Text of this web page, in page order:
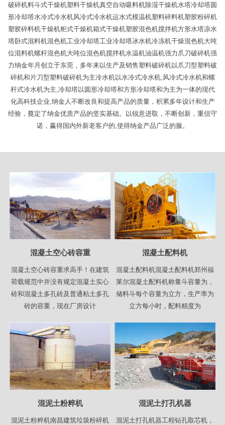
破碎机料斗式干燥机塑料干燥机真空自动吸料机除湿干燥机水塔冷却塔圆
形冷却塔水冷式冷水机风冷式冷水机运水式模温机塑料碎料机塑胶粉碎机
塑胶碎料机干燥机柜式干燥机箱式干燥机塑胶混色机搅拌机方形水塔凉水
塔卧式混料机混色机工业冷却塔工业冷却塔冰水机冷冻机干燥混色机大吨
位混料机螺杆混色机大吨位混色机搅拌机水温机油温机强力爪刀破碎机强
力纳金年月创立于东莞，多年来以生产及销售塑料破碎机以爪刀型塑料破
碎机和片刀型塑料破碎机为主冷水机以水冷式冷水机,风冷式冷水机和螺
杆式冷水机为主,冷却塔以圆形冷却塔和方形冷却塔和为主为一体的现代
化高科技企业,纳金人不断改良和提高产品的质量，积累多年设计和生产
经验，奠定了纳金优质产品的坚实基础。以锐意进取，不断创新，重信守
诺，赢得国内外新老客户的,使得纳金产品广泛的服。
混凝土空心砖容重
混凝土空心砖容重求高手！在建筑
荷载规范中并没有规定混凝土实心
砖和混凝土多孔砖及普通粘土多孔
砖的容重，现在厂房设计
混凝土配料机
混凝土配料机混凝土配料机郑州福
莱尔混凝土配料机称量斗容量为，
储料斗每个容量为立方，生产率为
立方每小时，配料精度为
混泥土粉粹机
混泥土粉粹机南昌建筑垃圾粉碎机
混泥土打孔机器
混泥土打孔机器工程钻孔取芯机，